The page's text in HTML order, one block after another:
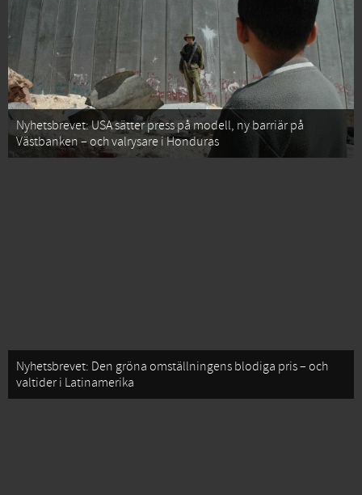
Nyhetsbrevet: USA sätter press på modell, ny barriär på
Västbanken – och valrysare i Honduras
Nyhetsbrevet: Den gröna omställningens blodiga pris – och
valtider i Latinamerika